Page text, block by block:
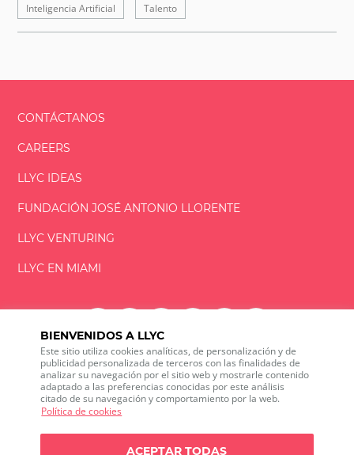
BIENVENIDOS A LLYC
Este sitio utiliza cookies analíticas, de personalización y de
publicidad personalizada de terceros con las finalidades de
analizar su navegación por el sitio web y mostrarle contenido
adaptado a las preferencias conocidas por este análisis
citado de su navegación y comportamiento por la web.
Política de cookies
ACEPTAR TODAS
Inteligencia Artificial Talento
CONTÁCTANOS
CAREERS
LLYC IDEAS
FUNDACIÓNJOSÉ ANTONIO LLORENTE
LLYC VENTURING
LLYC EN MIAMI
LLYC © 2026 Todos los derechos reservados
ES EN PT BR
600 Brickell Avenue, Suite 2125 Miami, Florida 33131